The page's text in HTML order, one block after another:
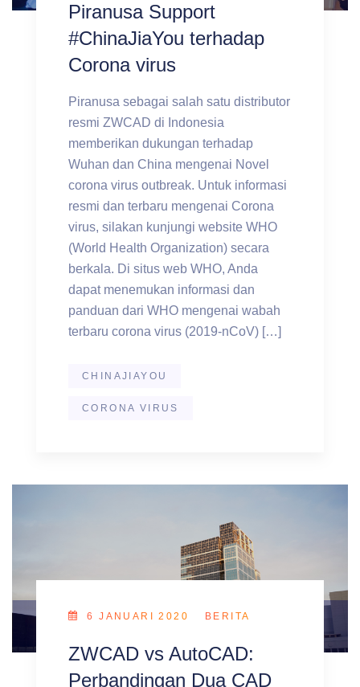
Piranusa Support
#ChinaJiaYou terhadap
Corona virus
Piranusa sebagai salah satu distributor
resmi ZWCAD di Indonesia
memberikan dukungan terhadap
Wuhan dan China mengenai Novel
corona virus outbreak. Untuk informasi
resmi dan terbaru mengenai Corona
virus, silakan kunjungi website WHO
(World Health Organization) secara
berkala. Di situs web WHO, Anda
dapat menemukan informasi dan
panduan dari WHO mengenai wabah
terbaru corona virus (2019-nCoV) […]
CHINAJIAYOU
CORONA VIRUS
6 JANUARI 2020 BERITA
ZWCAD vs AutoCAD:
Perbandingan Dua CAD